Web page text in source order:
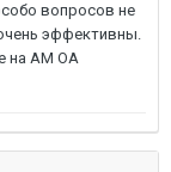
вопросов не
эффективны.
на AM OA